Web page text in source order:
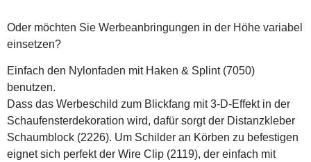
Oder möchten Sie Werbeanbringungen in der Höhe variabel
einsetzen?
Einfach den Nylonfaden mit Haken & Splint (7050)
benutzen.
Dass das Werbeschild zum Blickfang mit 3-D-Effekt in der
Schaufensterdekoration wird, dafür sorgt der Distanzkleber
Schaumblock (2226). Um Schilder an Körben zu befestigen
eignet sich perfekt der Wire Clip (2119), der einfach mit